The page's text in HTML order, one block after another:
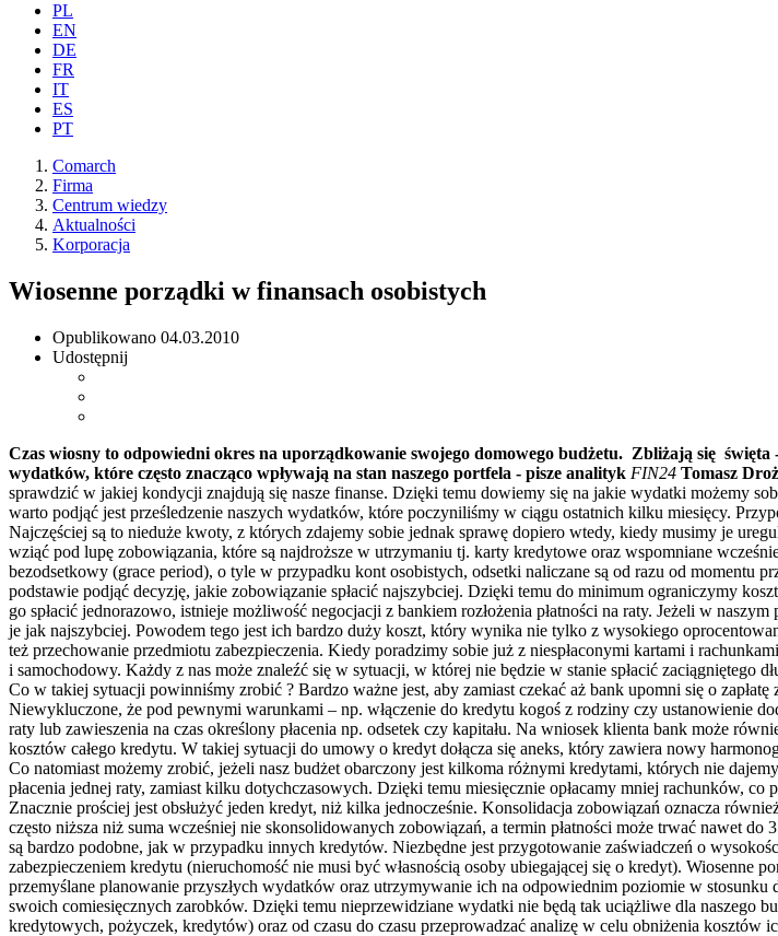
PL
EN
DE
FR
IT
ES
PT
Comarch
Firma
Centrum wiedzy
Aktualności
Korporacja
Wiosenne porządki w finansach osobistych
Opublikowano 04.03.2010
Udostępnij
Czas wiosny to odpowiedni okres na uporządkowanie swojego domowego budżetu. Zbliżają się
wydatków, które często znacząco wpływają na stan naszego portfela - pisze analityk FIN24 Tomasz
sprawdzić w jakiej kondycji znajdują się nasze finanse. Dzięki temu dowiemy się na jakie wydatki możemy
warto podjąć jest prześledzenie naszych wydatków, które poczyniliśmy w ciągu ostatnich kilku miesięcy.
Najczęściej są to nieduże kwoty, z których zdajemy sobie jednak sprawę dopiero wtedy, kiedy musimy je
wziąć pod lupę zobowiązania, które są najdroższe w utrzymaniu tj. karty kredytowe oraz wspomniane
bezodsetkowy (grace period), o tyle w przypadku kont osobistych, odsetki naliczane są od razu od momentu
podstawie podjąć decyzję, jakie zobowiązanie spłacić najszybciej. Dzięki temu do minimum ograniczymy
go spłacić jednorazowo, istnieje możliwość negocjacji z bankiem rozłożenia płatności na raty. Jeżeli w
je jak najszybciej. Powodem tego jest ich bardzo duży koszt, który wynika nie tylko z wysokiego
też przechowanie przedmiotu zabezpieczenia. Kiedy poradzimy sobie już z niespłaconymi kartami i
i samochodowy. Każdy z nas może znaleźć się w sytuacji, w której nie będzie w stanie spłacić zaciągniętego
Co w takiej sytuacji powinniśmy zrobić ? Bardzo ważne jest, aby zamiast czekać aż bank upomni się o
Niewykluczone, że pod pewnymi warunkami – np. włączenie do kredytu kogoś z rodziny czy ustanowienie
raty lub zawieszenia na czas określony płacenia np. odsetek czy kapitału. Na wniosek klienta bank może
kosztów całego kredytu. W takiej sytuacji do umowy o kredyt dołącza się aneks, który zawiera nowy
Co natomiast możemy zrobić, jeżeli nasz budżet obarczony jest kilkoma różnymi kredytami, których nie
płacenia jednej raty, zamiast kilku dotychczasowych. Dzięki temu miesięcznie opłacamy mniej rachunków,
Znacznie prościej jest obsłużyć jeden kredyt, niż kilka jednocześnie. Konsolidacja zobowiązań oznacza
często niższa niż suma wcześniej nie skonsolidowanych zobowiązań, a termin płatności może trwać nawet
są bardzo podobne, jak w przypadku innych kredytów. Niezbędne jest przygotowanie zaświadczeń o
zabezpieczeniem kredytu (nieruchomość nie musi być własnością osoby ubiegającej się o kredyt).
przemyślane planowanie przyszłych wydatków oraz utrzymywanie ich na odpowiednim poziomie w
swoich comiesięcznych zarobków. Dzięki temu nieprzewidziane wydatki nie będą tak uciążliwe dla naszego
kredytowych, pożyczek, kredytów) oraz od czasu do czasu przeprowadzać analizę w celu obniżenia kosztów